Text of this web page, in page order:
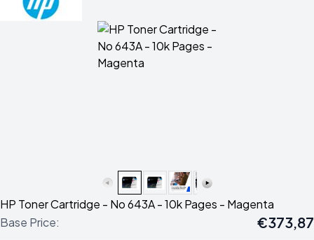
HP Toner Cartridge - No 643A - 10k Pages - Magenta
Base Price:
€373,87